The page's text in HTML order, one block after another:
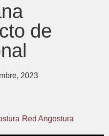
de
2023
Red Angostura